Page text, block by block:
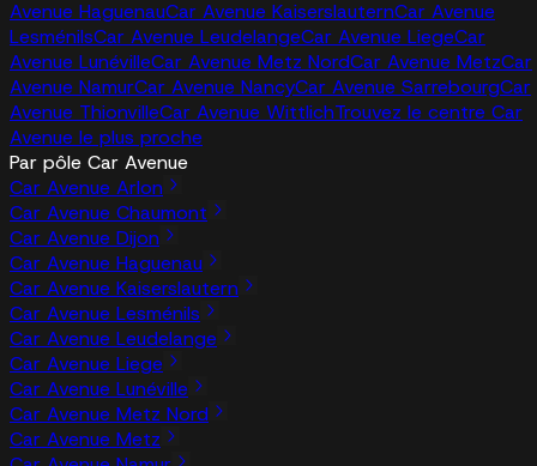
Avenue HaguenauCar Avenue KaiserslauternCar Avenue
LesménilsCar Avenue LeudelangeCar Avenue LiegeCar
Avenue LunévilleCar Avenue Metz NordCar Avenue MetzCar
Avenue NamurCar Avenue NancyCar Avenue SarrebourgCar
Avenue ThionvilleCar Avenue WittlichTrouvez le centre Car
Avenue le plus proche
Par pôle Car Avenue
Car Avenue Arlon
Car Avenue Chaumont
Car Avenue Dijon
Car Avenue Haguenau
Car Avenue Kaiserslautern
Car Avenue Lesménils
Car Avenue Leudelange
Car Avenue Liege
Car Avenue Lunéville
Car Avenue Metz Nord
Car Avenue Metz